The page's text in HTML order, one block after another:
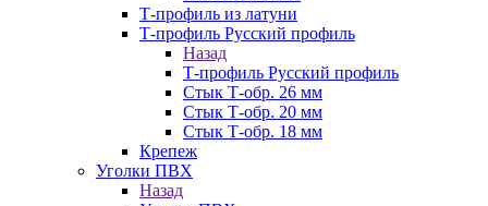
Т-профиль из латуни
Т-профиль Русский профиль
Назад
Т-профиль Русский профиль
Стык Т-обр. 26 мм
Стык Т-обр. 20 мм
Стык Т-обр. 18 мм
Крепеж
Уголки ПВХ
Назад